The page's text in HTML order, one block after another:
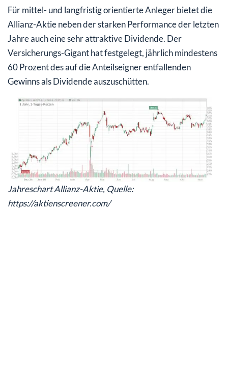
Für mittel- und langfristig orientierte Anleger bietet die
Allianz-Aktie neben der starken Performance der letzten
Jahre auch eine sehr attraktive Dividende. Der
Versicherungs-Gigant hat festgelegt, jährlich mindestens
60 Prozent des auf die Anteilseigner entfallenden
Gewinns als Dividende auszuschütten.
Jahreschart Allianz-Aktie, Quelle:
https://aktienscreener.com/